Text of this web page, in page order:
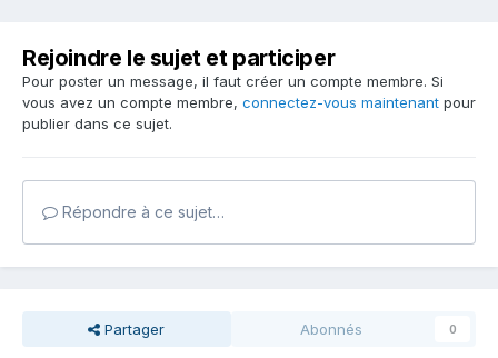
Rejoindre le sujet et participer
Pour poster un message, il faut créer un compte membre. Si
vous avez un compte membre, connectez-vous maintenant pour
publier dans ce sujet.
Répondre à ce sujet…
Partager Abonnés 0